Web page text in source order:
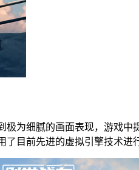
为细腻的画面表现，游戏
目前先进的虚拟引擎技术进